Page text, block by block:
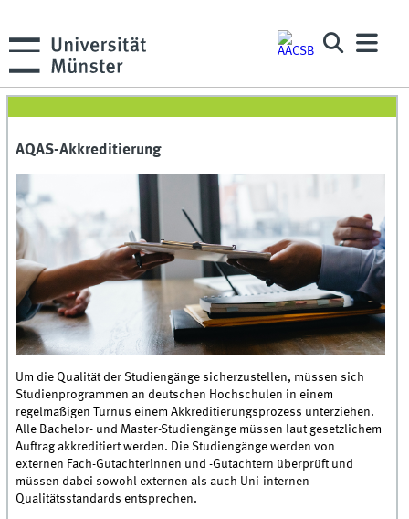
AQAS-Akkreditierung
Um die Qualität der Studiengänge sicherzustellen, müssen sich
Studienprogrammen an deutschen Hochschulen in einem
regelmäßigen Turnus einem Akkreditierungsprozess unterziehen.
Alle Bachelor- und Master-Studiengänge müssen laut gesetzlichem
Auftrag akkreditiert werden. Die Studiengänge werden von
externen Fach-Gutachterinnen und -Gutachtern überprüft und
müssen dabei sowohl externen als auch Uni-internen
Qualitätsstandards entsprechen.